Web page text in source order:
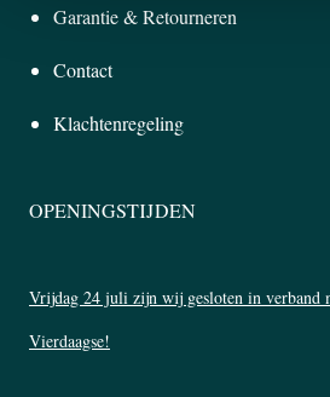
Garantie & Retourneren
Contact
Klachtenregeling
OPENINGSTIJDEN
Vrijdag 24 juli zijn wij gesloten in verband
Vierdaagse!